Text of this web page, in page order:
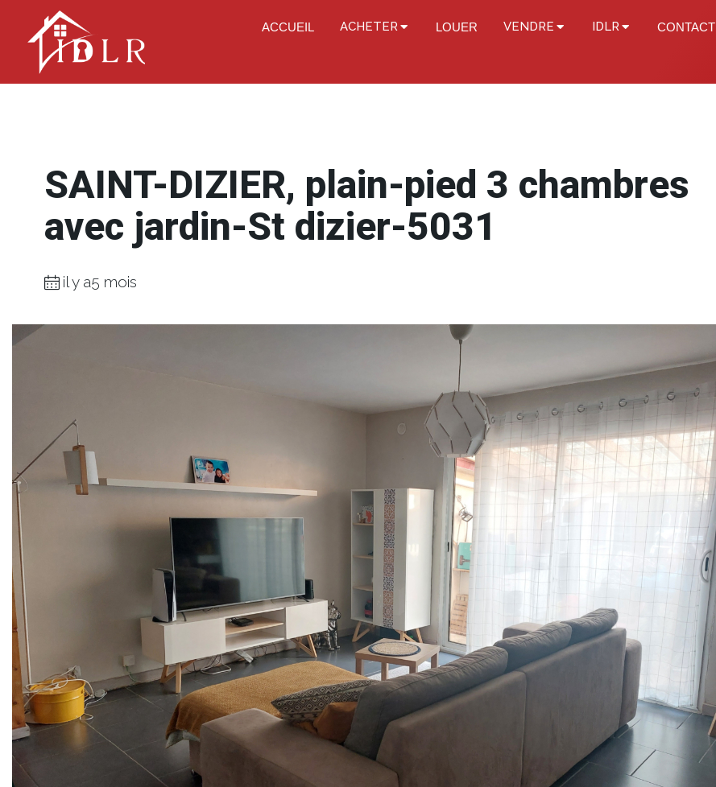
ACCUEIL ACHETER LOUER VENDRE IDLR CONTACT
SAINT-DIZIER, plain-pied 3 chambres
avec jardin-St dizier-5031
il y a5 mois